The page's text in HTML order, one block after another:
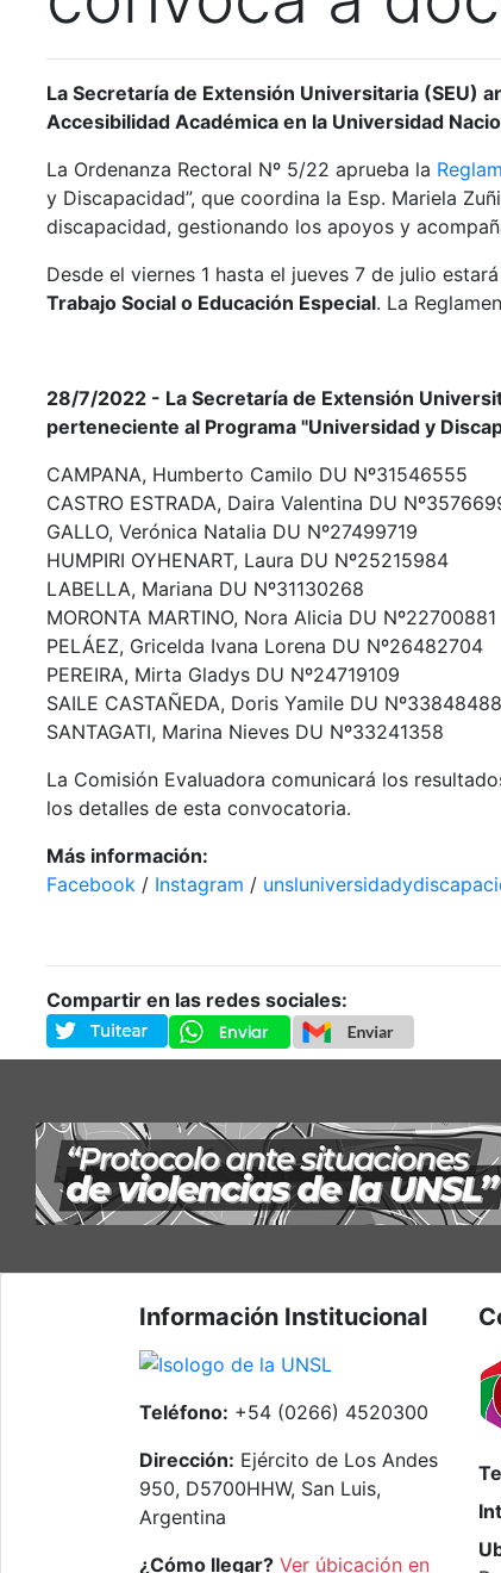
La Secretaría de Extensión Universitaria (SEU)
Accesibilidad Académica en la Universidad
La Ordenanza Rectoral Nº 5/22 aprueba la
y Discapacidad”, que coordina la Esp. Mariela
discapacidad, gestionando los apoyos y
Desde el viernes 1 hasta el jueves 7 de julio
Trabajo Social o Educación Especial. La
28/7/2022 - La Secretaría de Extensión
perteneciente al Programa "Universidad y
CAMPANA, Humberto Camilo DU Nº31546555
CASTRO ESTRADA, Daira Valentina DU
GALLO, Verónica Natalia DU Nº27499719
HUMPIRI OYHENART, Laura DU Nº25215984
LABELLA, Mariana DU Nº31130268
MORONTA MARTINO, Nora Alicia DU Nº22700881
PELÁEZ, Gricelda Ivana Lorena DU Nº26482704
PEREIRA, Mirta Gladys DU Nº24719109
SAILE CASTAÑEDA, Doris Yamile DU Nº33848488
SANTAGATI, Marina Nieves DU Nº33241358
La Comisión Evaluadora comunicará los
los detalles de esta convocatoria.
Más información:
Facebook / Instagram /
Compartir en las redes sociales:
Información Institucional
Teléfono: +54 (0266) 4520300
Dirección: Ejército de Los Andes
950, D5700HHW, San Luis,
Argentina
¿Cómo llegar? Ver úbicación en